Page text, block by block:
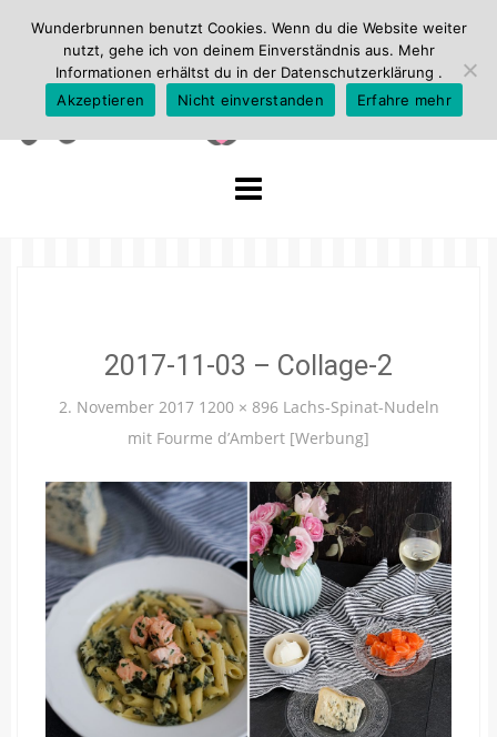
2017-11-03 – Collage-2
2. November 2017 1200 × 896 Lachs-Spinat-Nudeln
mit Fourme d’Ambert [Werbung]
Wunderbrunnen benutzt Cookies. Wenn du die Website weiter
nutzt, gehe ich von deinem Einverständnis aus. Mehr
Informationen erhältst du in der Datenschutzerklärung .
Akzeptieren
Nicht einverstanden Erfahre mehr